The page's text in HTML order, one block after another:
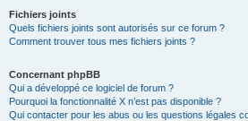
Fichiers joints
Quels fichiers joints sont autorisés sur ce forum ?
Comment trouver tous mes fichiers joints ?
Concernant phpBB
Qui a développé ce logiciel de forum ?
Pourquoi la fonctionnalité X n’est pas disponible ?
Qui contacter pour les abus ou les questions légales